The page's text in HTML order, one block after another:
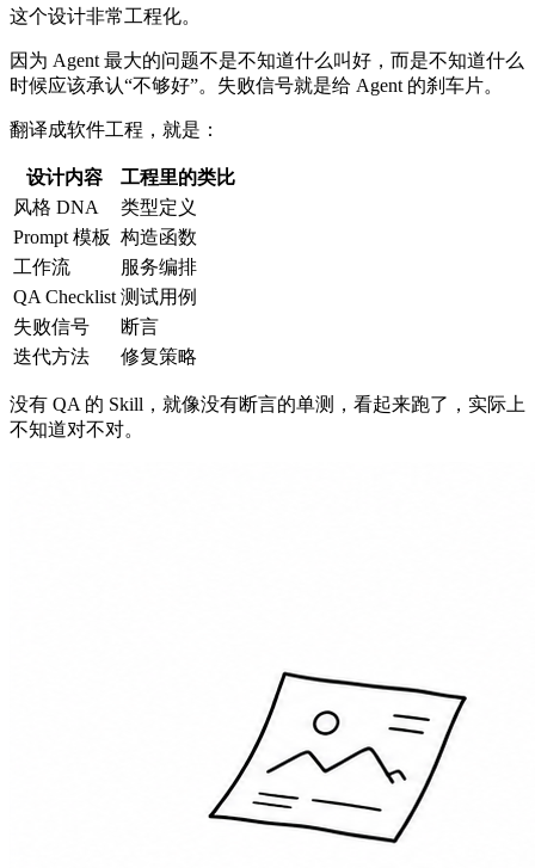
这个设计非常工程化。
因为 Agent 最大的问题不是不知道什么叫好，而是不知道什么
时候应该承认“不够好”。失败信号就是给 Agent 的刹车片。
翻译成软件工程，就是：
设计内容
工程里的类比
风格 DNA
类型定义
Prompt 模板 构造函数
工作流
服务编排
QA Checklist 测试用例
失败信号
断言
迭代方法
修复策略
没有 QA 的 Skill，就像没有断言的单测，看起来跑了，实际上
不知道对不对。